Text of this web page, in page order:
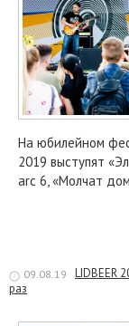
На юбилейном
2019 выступят
arc 6, «Молчат
09.08.19
LIDBEER
раз